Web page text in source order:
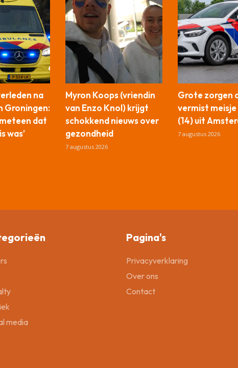
na
Groningen:
dat
was’
Myron Koops (vriendin
van Enzo Knol) krijgt
schokkend nieuws over
gezondheid
7 augustus 2026
Grote zorgen
vermist meisje
(14) uit
7 augustus 2026
media
Pagina's
Privacyverklaring
Over ons
Contact